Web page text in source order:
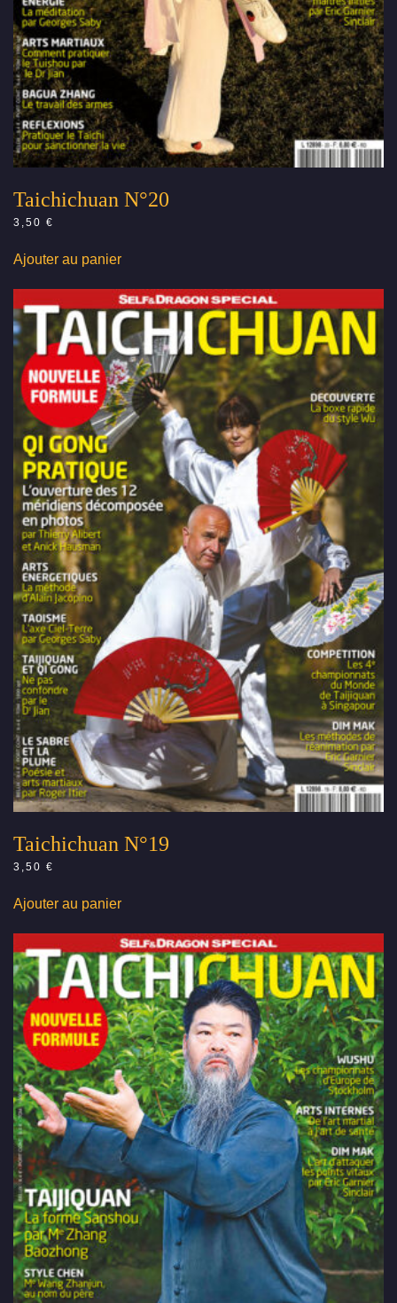
Taichichuan N°20
3,50 €
Ajouter au panier
Taichichuan N°19
3,50 €
Ajouter au panier